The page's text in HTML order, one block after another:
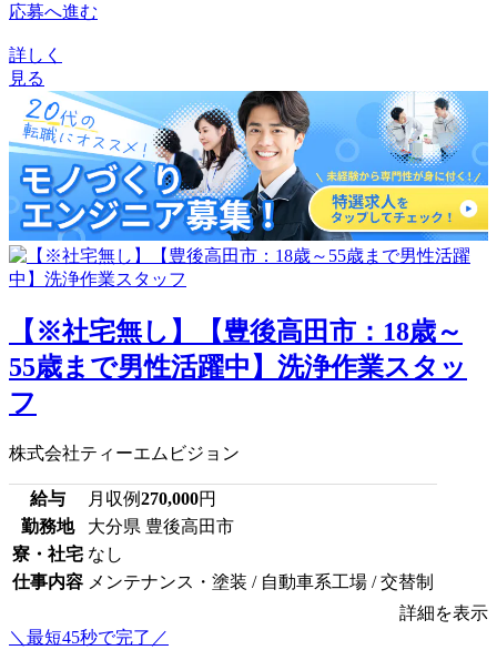
応募へ進む
詳しく
見る
【※社宅無し】【豊後高田市：18歳～
55歳まで男性活躍中】洗浄作業スタッ
フ
株式会社ティーエムビジョン
給与 月収例270,000円
勤務地
大分県 豊後高田市
寮・社宅 なし
仕事内容 メンテナンス・塗装 / 自動車系工場 / 交替制
詳細を表示
＼最短45秒で完了／